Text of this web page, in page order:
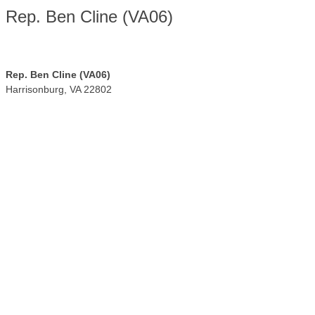
Rep. Ben Cline (VA06)
Rep. Ben Cline (VA06)
Harrisonburg VA 22802